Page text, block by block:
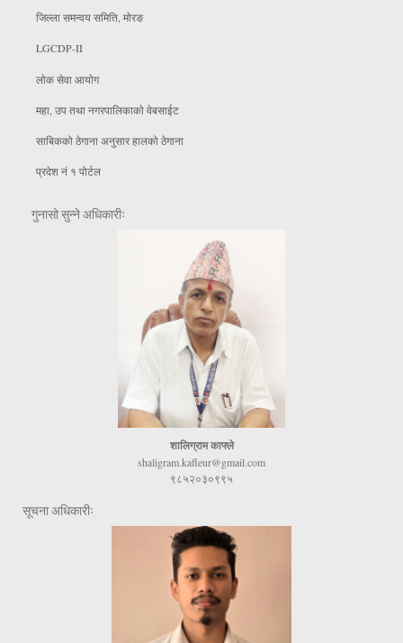
जिल्ला समन्वय समिति, माेरङ
LGCDP-II
लाेक सेवा आयाेग
महा, उप तथा नगरपालिकाकाे वेबसाईट
साबिकको ठेगाना अनुसार हालको ठेगाना
प्रदेश नं १ पोर्टल
गुनासो सुन्ने अधिकारीः
शालिग्राम काफ्ले
shaligram.kafleur@gmail.com
९८५२०३०९९५
सूचना अधिकारीः